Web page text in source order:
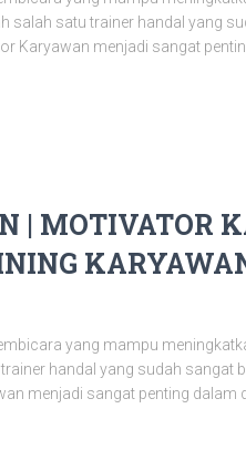
salah satu trainer handal yang
Karyawan menjadi sangat
| MOTIVATOR
yang mampu
handal yang sudah
menjadi sangat penting dalam